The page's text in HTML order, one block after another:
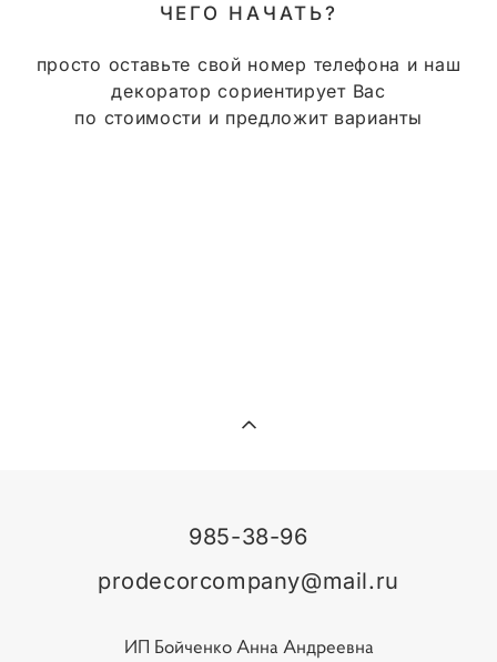
ЧЕГО НАЧАТЬ?
просто оставьте свой номер телефона и наш
декоратор сориентирует Вас
по стоимости и предложит варианты
985-38-96
prodecorcompany@mail.ru
ИП Бойченко Анна Андреевна